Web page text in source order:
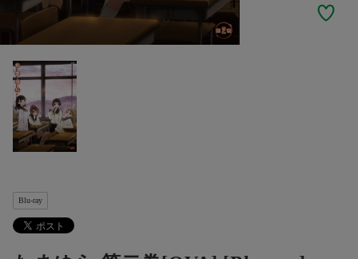
Blu-ray